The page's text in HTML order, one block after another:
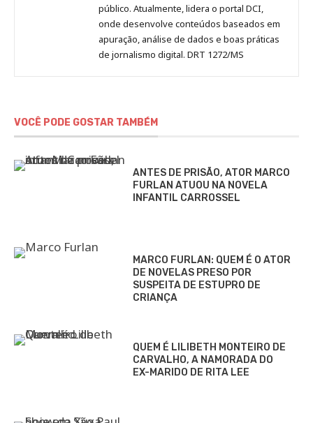
público. Atualmente, lidera o portal DCI,
onde desenvolve conteúdos baseados em
apuração, análise de dados e boas práticas
de jornalismo digital. DRT 1272/MS
VOCÊ PODE GOSTAR TAMBÉM
ANTES DE PRISÃO, ATOR MARCO
FURLAN ATUOU NA NOVELA
INFANTIL CARROSSEL
MARCO FURLAN: QUEM É O ATOR
DE NOVELAS PRESO POR
SUSPEITA DE ESTUPRO DE
CRIANÇA
QUEM É LILIBETH MONTEIRO DE
CARVALHO, A NAMORADA DO
EX-MARIDO DE RITA LEE